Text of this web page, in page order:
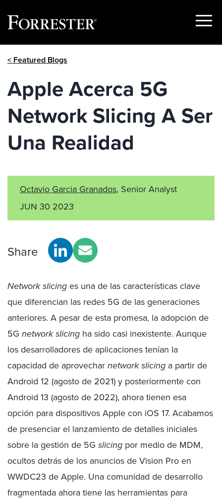
Show
< Featured Blogs
Apple Acerca 5G
Network Slicing A Ser
Una Realidad
Octavio Garcia Granados, Senior Analyst
JUN 30 2023
Share
Network slicinges una de las características clave
que diferencian las redes 5G de las generaciones
anteriores. A pesar de esta promesa, la adopción de
5G network slicing ha sido casi inexistente. Aunque
los desarrolladores de aplicaciones tenían la
capacidad de aprovecharnetwork slicing a partir de
Android 12 (agosto de 2021) y posteriormente con
Android 13 (agosto de 2022), ahora tienen esa
opción para dispositivos Apple con iOS 17. Acabamos
de presenciar el lanzamiento de detalles iniciales
sobre la gestión de 5G slicing por medio de MDM,
ocultos detrás de los anuncios de Vision Pro en
WWDC23 de Apple. Una comunidad de desarrollo
fragmentada ahora tiene las herramientas para